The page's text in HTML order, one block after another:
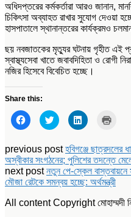
অধিদপ্তরের কর্মকর্তারা আরও জানান,
চিকিৎসা অব্যাহত রাখার সুযোগ দেওয়া
হাসপাতালে স্থানান্তরের কার্যক্রমও
ছয় নবজাতকের মৃত্যুর ঘটনায় গৃহীত এই
স্বাস্থ্যসেবা খাতে জবাবদিহিতা ও রোগী
নজির হিসেবে বিবেচিত হচ্ছে।
Share this:
Click
to
share
Facebook
(Opens
in
new
window)
Click
to
share
Twitter
(Opens
in
new
window)
Click
to
LinkedIn
(Opens
in
new
window)
in
new
previous postহবিগঞ্জে ছাত্রদলের
অস্বীকার সংগঠনের; পুলিশের তদন্তে
next postনতুন পে-স্কেল বাস্তবায়নে
মৌজা রেটকে সমন্বয় হচ্ছে: অর্থমন্ত্রী
All content Copyright মোহাম্মদী